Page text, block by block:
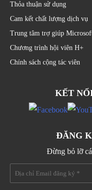
Thỏa thuận sử dụng
Cam kết chất lượng dịch vụ
Trung tâm trợ giúp
Chương trình hội viên H+
Chính sách cộng tác viên
KẾT
ĐĂNG
Đừng bỏ lỡ